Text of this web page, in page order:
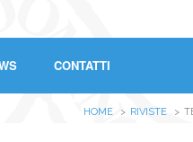
CONTATTI
HOME RIVISTE